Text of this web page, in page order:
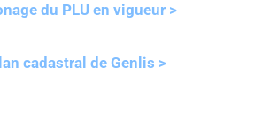
du PLU en vigueur >
cadastral de Genlis >